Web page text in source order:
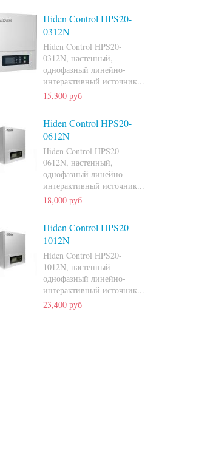
Hiden Control HPS20-
0312N
Hiden Control HPS20-
0312N, настенный,
однофазный линейно-
интерактивный источник...
15,300 руб
Hiden Control HPS20-
0612N
Hiden Control HPS20-
0612N, настенный,
однофазный линейно-
интерактивный источник...
18,000 руб
Hiden Control HPS20-
1012N
Hiden Control HPS20-
1012N, настенный
однофазный линейно-
интерактивный источник...
23,400 руб